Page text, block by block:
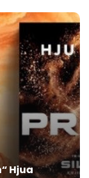
Hjua